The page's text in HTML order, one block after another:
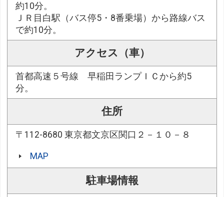
約10分。
ＪＲ目白駅（バス停5・8番乗場）から路線バス
で約10分。
アクセス（車）
首都高速５号線 早稲田ランプＩＣから約5
分。
住所
〒112-8680 東京都文京区関口２－１０－８
MAP
駐車場情報